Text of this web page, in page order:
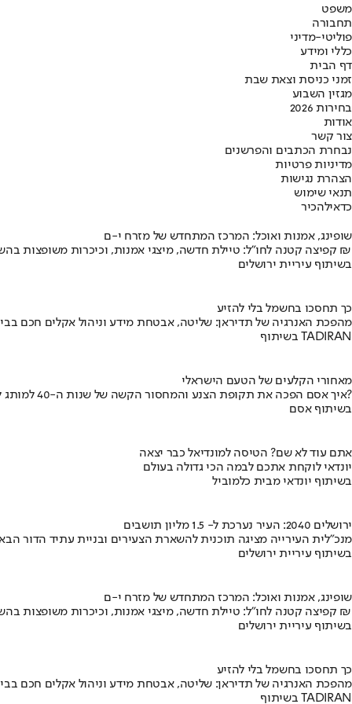
משפט
תחבורה
פוליטי-מדיני
כללי ומידע
דף הבית
זמני כניסת וצאת שבת
מגזין השבוע
בחירות 2026
אודות
צור קשר
נבחרת הכתבים והפרשנים
מדיניות פרטיות
הצהרת נגישות
תנאי שימוש
כדאילהכיר
שופינג, אמנות ואוכל: המרכז המתחדש של מזרח י-ם
קפיצה קטנה לחו"ל: טיילת חדשה, מיצגי אמנות, וכיכרות משופצות בהשקעה של 100 מיליון ₪
בשיתוף עיריית ירושלים
כך תחסכו בחשמל בלי להזיע
מהפכת האנרגיה של תדיראן: שליטה, אבטחת מידע וניהול אקלים חכם
בשיתוף TADIRAN
מאחורי הקלעים של הטעם הישראלי
איך אסם הפכה את תקופת הצנע והמחסור הקשה של שנות ה-40 למותג לאומי?
בשיתוף אסם
אתם עוד לא שם? הטיסה למונדיאל כבר יצאה
יונדאי לוקחת אתכם לבמה הכי גדולה בעולם
בשיתוף יונדאי מבית כלמוביל
ירושלים 2040: העיר נערכת ל- 1.5 מליון תושבים
מנכ"לית העירייה מציגה תוכנית להשארת הצעירים ובניית עתיד הדור
בשיתוף עיריית ירושלים
שופינג, אמנות ואוכל: המרכז המתחדש של מזרח י-ם
קפיצה קטנה לחו"ל: טיילת חדשה, מיצגי אמנות, וכיכרות משופצות בהשקעה של 100 מיליון ₪
בשיתוף עיריית ירושלים
כך תחסכו בחשמל בלי להזיע
מהפכת האנרגיה של תדיראן: שליטה, אבטחת מידע וניהול אקלים חכם
בשיתוף TADIRAN